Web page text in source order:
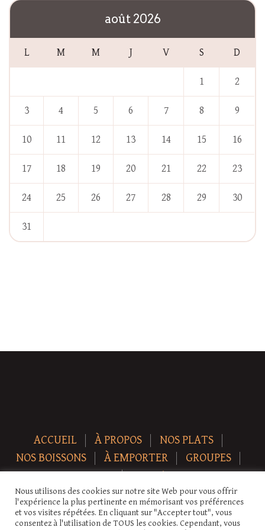
août 2026
L M M J V S D
1 2
3 4 5 6 7 8 9
10 11 12 13 14 15 16
17 18 19 20 21 22 23
24 25 26 27 28 29 30
31
ACCUEIL À PROPOS
NOS PLATS
NOS BOISSONS
À EMPORTER
GROUPES
NEWS
CONTACT
Copyright © 2026 Auberge-ecurie. Tous droits réservés.
Nous utilisons des cookies sur notre site Web pour vous offrir
l'expérience la plus pertinente en mémorisant vos préférences
et vos visites répétées. En cliquant sur "Accepter tout", vous
consentez à l'utilisation de TOUS les cookies. Cependant, vous